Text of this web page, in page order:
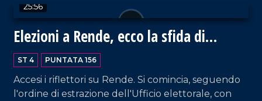
25:56
Elezioni a Rende, ecco la sfida di
Giovanni Bilotti
ST 4 PUNTATA 156
Accesi i riflettori su Rende. Si comincia, seguendo
l'ordine di estrazione dell'Ufficio elettorale, con